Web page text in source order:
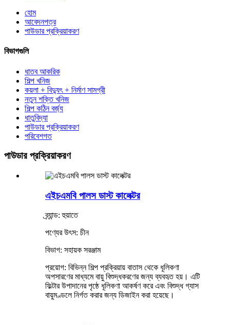
হোম
আবেদনপত্র
পাউডার প্রক্রিয়াকরণ
বিভাগগুলি
ধাতব আকরিক
শিল্প খনিজ
কয়লা + বিদ্যুৎ + নির্মাণ সামগ্রী
নতুন শক্তি খনিজ
শিল্প কঠিন বর্জ্য
ধাতুবিদ্যা
পাউডার প্রক্রিয়াকরণ
পরিবেশগত
পাউডার প্রক্রিয়াকরণ
এইচএমবি পালস ডাস্ট কালেক্টর
ব্র্যান্ড: হুয়াতে
পণ্যের উৎস: চীন
বিভাগ: সহায়ক সরঞ্জাম
প্রয়োগ: বিভিন্ন শিল্প প্রক্রিয়ায় বাতাস থেকে ধূলিকণা
অপসারণের মাধ্যমে বায়ু বিশুদ্ধকরণের জন্য ব্যবহৃত হয়। এটি
ফিল্টার উপাদানের পৃষ্ঠে ধূলিকণা আকর্ষণ করে এবং বিশুদ্ধ গ্যাস
বায়ুমণ্ডলে নির্গত করার জন্য ডিজাইন করা হয়েছে।